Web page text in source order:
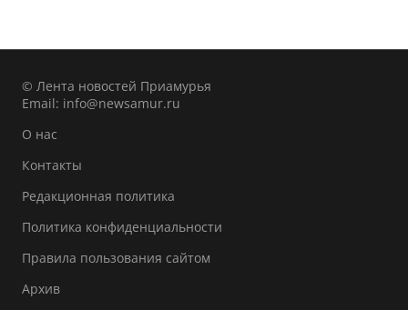
© Лента новостей Приамурья
Email: info@newsamur.ru
О нас
Контакты
Редакционная политика
Политика конфиденциальности
Правила пользования сайтом
Архив